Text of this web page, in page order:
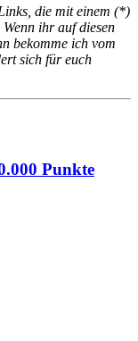
die mit einem (*)
ihr auf diesen
bekomme ich vom
sich für euch
Punkte